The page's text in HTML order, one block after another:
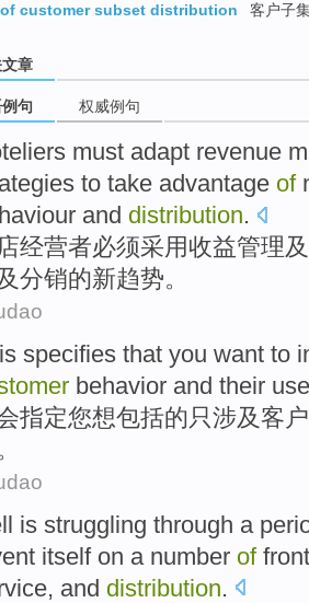
customer subset distribution
客户子
章
句 权威例句
must adapt revenue
to take advantage of
and distribution.
经营者必须采用 收益管理及
分销的新趋势。
specifies that you want to
behavior and their
指定您想包括的 只涉及客户
is struggling through a
itself on a number of
, and distribution.